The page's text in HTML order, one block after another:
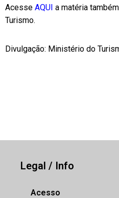
Acesse AQUI a matéria
Turismo.
Divulgação: Ministério do
Legal / Info
Acesso